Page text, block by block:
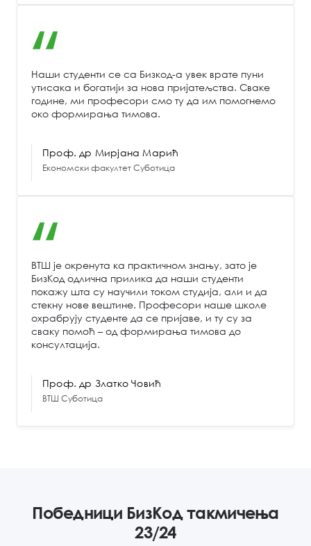
Наши студенти се са Бизкод-а увек врате пуни
утисака и богатији за нова пријатељства. Сваке
године, ми професори смо ту да им помогнемо
око формирања тимова.
Проф. др Мирјана Марић
Економски факултет Суботица
ВТШ је окренута ка практичном знању, зато је
БизКод одлична прилика да наши студенти
покажу шта су научили током студија, али и да
стекну нове вештине. Професори наше школе
охрабрују студенте да се пријаве, и ту су за
сваку помоћ – од формирања тимова до
консултација.
Проф. др Златко Човић
ВТШ Суботица
Победници БизКод такмичења
23/24